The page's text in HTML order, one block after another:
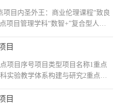
计专业实习课程建设6一般项目实
研究——以创...
目内圣外王：商业伦理课程“致良
项目管理学科“数智+”复合型人才
4一般项目新文科背景下《供应链
色育人”课程体系6一般项目基于
系...
目
项目序号项目类型项目名称1重点
实验教学体系构建与研究2重点项
认知2透过会计看世界：穿透数据
目